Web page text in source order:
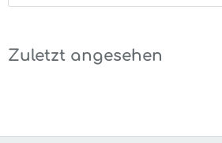
Zuletzt angesehen